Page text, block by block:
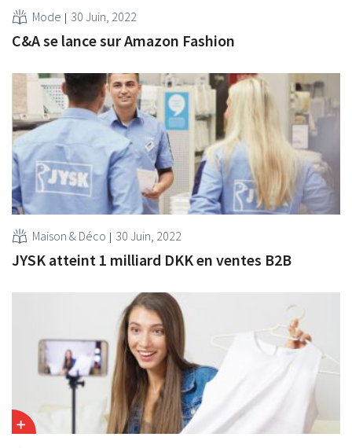
Mode 30 Juin, 2022
C&A se lance sur Amazon Fashion
Maison & Déco 30 Juin, 2022
JYSK atteint 1 milliard DKK en ventes B2B